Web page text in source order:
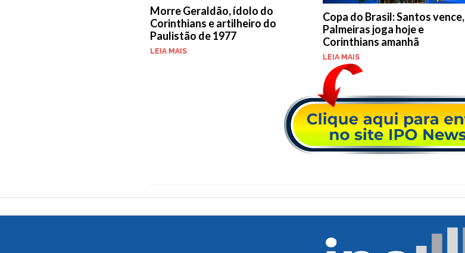
Morre Geraldão, ídolo do
Corinthians e artilheiro do
Paulistão de 1977
LEIA MAIS
Copa do Brasil: Santos vence,
Palmeiras joga hoje e
Corinthians amanhã
LEIA MAIS